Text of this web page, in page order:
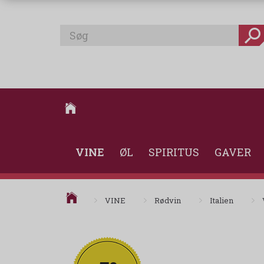
VINE ØL SPIRITUS GAVER
VINE Rødvin Italien